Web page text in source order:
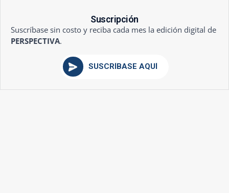
Suscripción
Suscríbase sin costo y reciba cada mes la edición digital de
PERSPECTIVA.
SUSCRÍBASE AQUÍ